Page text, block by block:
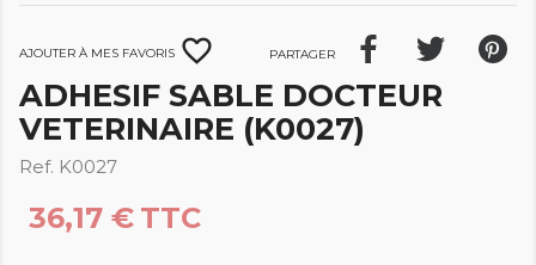
Ajouter à mes favoris favorite_border Partager
ADHESIF SABLE DOCTEUR
VETERINAIRE (K0027)
Ref. K0027
36,17 € TTC